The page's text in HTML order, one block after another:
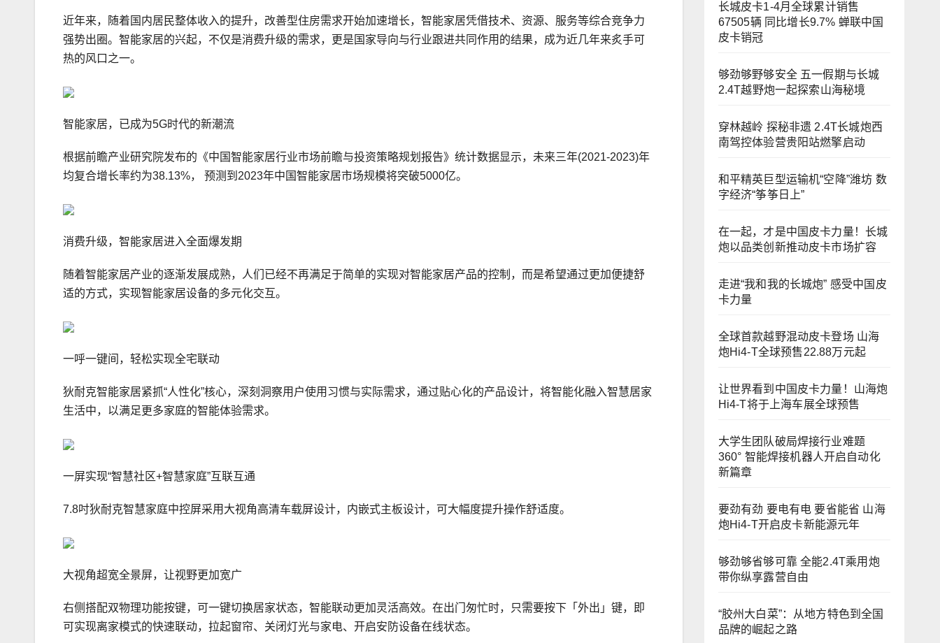
近年来，随着国内居民整体收入的提升，改善型住房需求开始加速增长，智能家居凭借技术、资源、服务等综合竞争力
强势出圈。智能家居的兴起，不仅是消费升级的需求，更是国家导向与行业跟进共同作用的结果，成为近几年来炙手可
热的风口之一。
智能家居，已成为5G时代的新潮流
根据前瞻产业研究院发布的《中国智能家居行业市场前瞻与投资策略规划报告》统计数据显示，未来三年(2021-2023)年
均复合增长率约为38.13%， 预测到2023年中国智能家居市场规模将突破5000亿。
消费升级，智能家居进入全面爆发期
随着智能家居产业的逐渐发展成熟，人们已经不再满足于简单的实现对智能家居产品的控制，而是希望通过更加便捷舒
适的方式，实现智能家居设备的多元化交互。
一呼一键间，轻松实现全宅联动
狄耐克智能家居紧抓“人性化”核心，深刻洞察用户使用习惯与实际需求，通过贴心化的产品设计，将智能化融入智慧居家
生活中，以满足更多家庭的智能体验需求。
一屏实现“智慧社区+智慧家庭”互联互通
7.8吋狄耐克智慧家庭中控屏采用大视角高清车载屏设计，内嵌式主板设计，可大幅度提升操作舒适度。
大视角超宽全景屏，让视野更加宽广
右侧搭配双物理功能按键，可一键切换居家状态，智能联动更加灵活高效。在出门匆忙时，只需要按下「外出」键，即
可实现离家模式的快速联动，拉起窗帘、关闭灯光与家电、开启安防设备在线状态。
长城皮卡1-4月全球累计销售
67505辆 同比增长9.7% 蝉联中国
皮卡销冠
够劲够野够安全 五一假期与长城
2.4T越野炮一起探索山海秘境
穿林越岭 探秘非遗 2.4T长城炮西
南驾控体验营贵阳站燃擎启动
和平精英巨型运输机“空降”潍坊 数
字经济“筝筝日上”
在一起，才是中国皮卡力量！长城
炮以品类创新推动皮卡市场扩容
走进“我和我的长城炮” 感受中国皮
卡力量
全球首款越野混动皮卡登场 山海
炮Hi4-T全球预售22.88万元起
让世界看到中国皮卡力量！山海炮
Hi4-T将于上海车展全球预售
大学生团队破局焊接行业难题
360° 智能焊接机器人开启自动化
新篇章
要劲有劲 要电有电 要省能省 山海
炮Hi4-T开启皮卡新能源元年
够劲够省够可靠 全能2.4T乘用炮
带你纵享露营自由
“胶州大白菜”：从地方特色到全国
品牌的崛起之路